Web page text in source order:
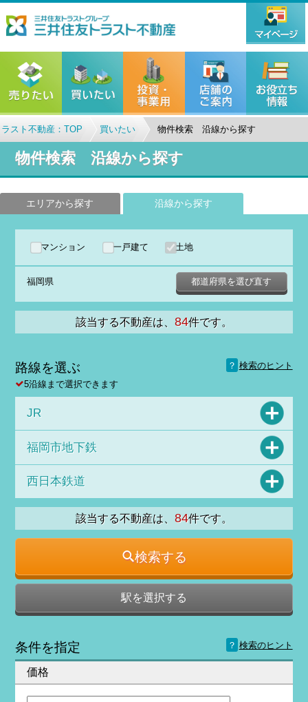
スト不動産：TOP 買いたい 物件検索 沿線から探す
物件検索 沿線から探す
エリアから探す 沿線から探す
マンション 一戸建て 土地
福岡県 都道府県を選び直す
該当する不動産は、 84件です。
路線を選ぶ ？ 検索のヒント
5沿線まで選択できます
JR
福岡市地下鉄
西日本鉄道
該当する不動産は、 84件です。
検索する
駅を選択する
条件を指定 ？ 検索のヒント
価格